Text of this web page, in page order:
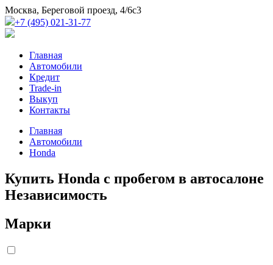
Москва, Береговой проезд, 4/6с3
+7 (495) 021-31-77
Главная
Автомобили
Кредит
Trade-in
Выкуп
Контакты
Главная
Автомобили
Honda
Купить Honda с пробегом в автосалоне
Независимость
Марки